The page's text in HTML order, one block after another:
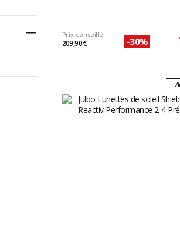
Replier Prix conseillé
209,90 € -30%